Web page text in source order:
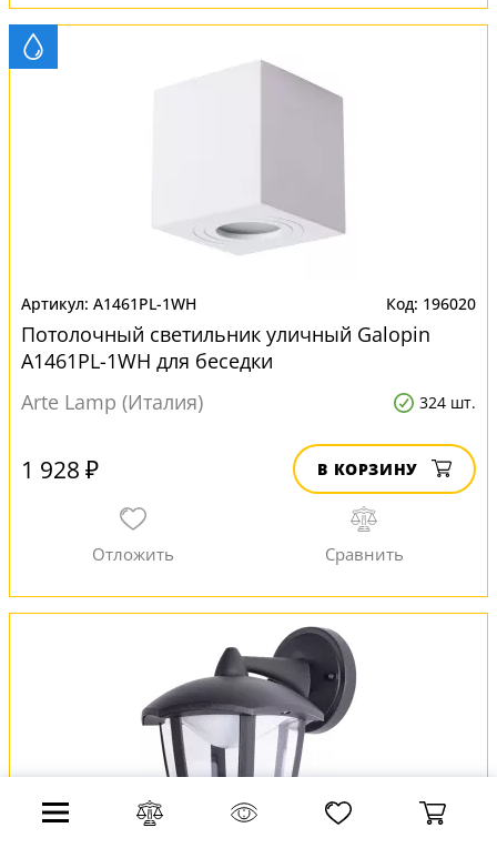
A1461PL-1WH 196020
Потолочный светильник уличный Galopin
A1461PL-1WH для беседки
Arte Lamp (Италия)
324 шт.
1 928 ₽ В КОРЗИНУ